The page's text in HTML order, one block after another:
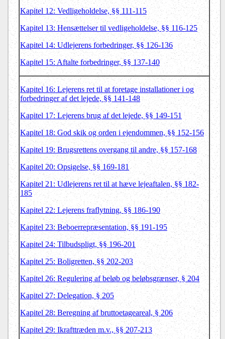
Kapitel 12: Vedligeholdelse, §§ 111-115
Kapitel 13: Hensættelser til vedligeholdelse, §§ 116-125
Kapitel 14: Udlejerens forbedringer, §§ 126-136
Kapitel 15: Aftalte forbedringer, §§ 137-140
Kapitel 16: Lejerens ret til at foretage installationer i og
forbedringer af det lejede, §§ 141-148
Kapitel 17: Lejerens brug af det lejede, §§ 149-151
Kapitel 18: God skik og orden i ejendommen, §§ 152-156
Kapitel 19: Brugsrettens overgang til andre, §§ 157-168
Kapitel 20: Opsigelse, §§ 169-181
Kapitel 21: Udlejerens ret til at hæve lejeaftalen, §§ 182-
185
Kapitel 22: Lejerens fraflytning, §§ 186-190
Kapitel 23: Beboerrepræsentation, §§ 191-195
Kapitel 24: Tilbudspligt, §§ 196-201
Kapitel 25: Boligretten, §§ 202-203
Kapitel 26: Regulering af beløb og beløbsgrænser, § 204
Kapitel 27: Delegation, § 205
Kapitel 28: Beregning af bruttoetageareal, § 206
Kapitel 29: Ikrafttræden m.v., §§ 207-213